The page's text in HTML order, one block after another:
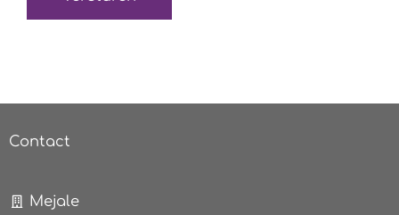
Contact
Mejale